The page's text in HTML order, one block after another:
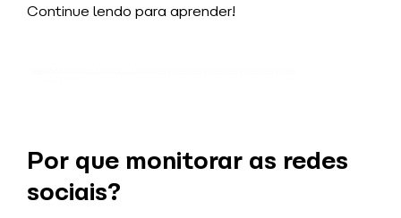
Continue lendo para aprender!
Por que monitorar as redes
sociais?